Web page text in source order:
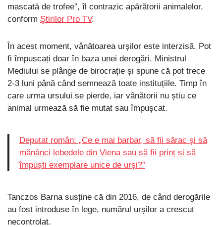
mascată de trofee”, îl contrazic apărătorii animalelor,
conform Ştirilor Pro TV.
În acest moment, vânătoarea urșilor este interzisă. Pot
fi împușcați doar în baza unei derogări. Ministrul
Mediului se plânge de birocrație și spune că pot trece
2-3 luni până când semnează toate instituțiile. Timp în
care urma ursului se pierde, iar vânătorii nu știu ce
animal urmează să fie mutat sau împușcat.
Deputat român: „Ce e mai barbar, să fii sărac și să
mănânci lebedele din Viena sau să fii prinț și să
împuști exemplare unice de urși?”
Tanczos Barna susține că din 2016, de când derogările
au fost introduse în lege, numărul urșilor a crescut
necontrolat.